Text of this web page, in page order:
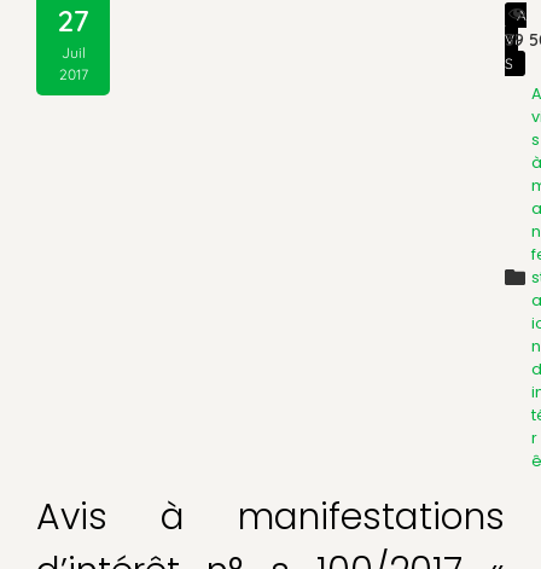
27
Juil
2017
A
VI
S
39
A
s
à
a
n
r
Avis à manifestations